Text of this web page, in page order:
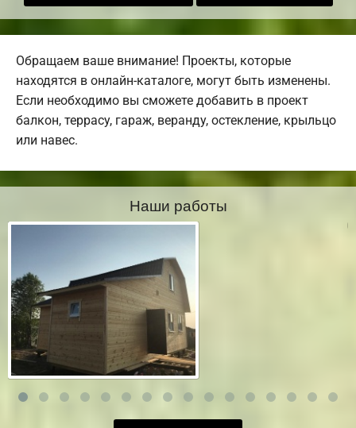
Обращаем ваше внимание! Проекты, которые
находятся в онлайн-каталоге, могут быть изменены.
Если необходимо вы сможете добавить в проект
балкон, террасу, гараж, веранду, остекление, крыльцо
или навес.
Наши работы